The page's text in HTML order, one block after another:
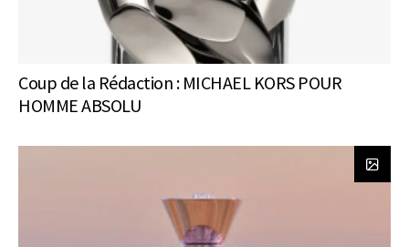
Coup de la Rédaction : MICHAEL KORS POUR
HOMME ABSOLU